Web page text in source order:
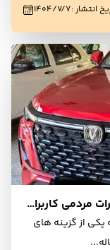
انتشار:۱۴۰۴/۷/۷
بررسی اجمالی چانگان CS35 پلاس و نظرات مردمی کاربران و مالکان
از گزینه های
...